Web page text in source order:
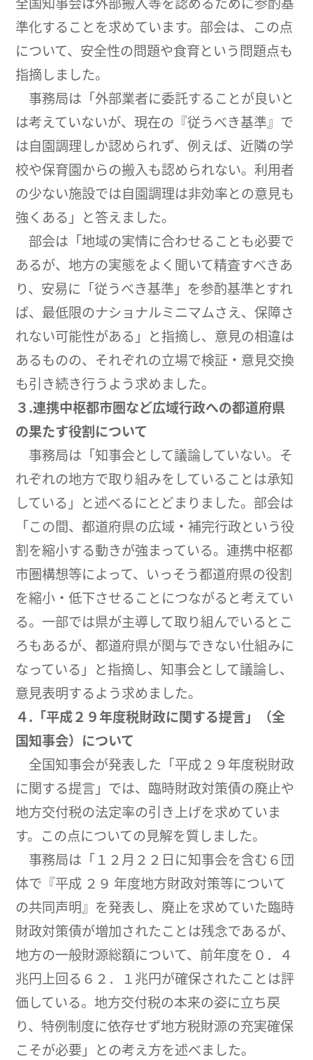
準化することを求めています。部会は、この点
について、安全性の問題や食育という問題点も
指摘しました。
事務局は「外部業者に委託することが良いと
は考えていないが、現在の『従うべき基準』で
は自園調理しか認められず、例えば、近隣の学
校や保育園からの搬入も認められない。利用者
の少ない施設では自園調理は非効率との意見も
強くある」と答えました。
部会は「地域の実情に合わせることも必要で
あるが、地方の実態をよく聞いて精査すべきあ
り、安易に「従うべき基準」を参酌基準とすれ
ば、最低限のナショナルミニマムさえ、保障さ
れない可能性がある」と指摘し、意見の相違は
あるものの、それぞれの立場で検証・意見交換
も引き続き行うよう求めました。
３.連携中枢都市圏など広域行政への都道府県
の果たす役割について
事務局は「知事会として議論していない。そ
れぞれの地方で取り組みをしていることは承知
している」と述べるにとどまりました。部会は
「この間、都道府県の広域・補完行政という役
割を縮小する動きが強まっている。連携中枢都
市圏構想等によって、いっそう都道府県の役割
を縮小・低下させることにつながると考えてい
る。一部では県が主導して取り組んでいるとこ
ろもあるが、都道府県が関与できない仕組みに
なっている」と指摘し、知事会として議論し、
意見表明するよう求めました。
４.「平成２９年度税財政に関する提言」（全
国知事会）について
全国知事会が発表した「平成２９年度税財政
に関する提言」では、臨時財政対策債の廃止や
地方交付税の法定率の引き上げを求めていま
す。この点についての見解を質しました。
事務局は「１２月２２日に知事会を含む６団
体で『平成 ２９ 年度地方財政対策等について
の共同声明』を発表し、廃止を求めていた臨時
財政対策債が増加されたことは残念であるが、
地方の一般財源総額について、前年度を０．４
兆円上回る６２．１兆円が確保されたことは評
価している。地方交付税の本来の姿に立ち戻
り、特例制度に依存せず地方税財源の充実確保
こそが必要」との考え方を述べました。